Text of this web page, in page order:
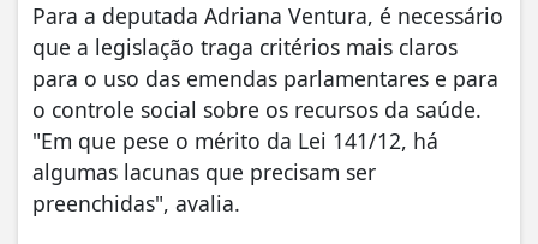
Para a deputada Adriana Ventura, é necessário
que a legislação traga critérios mais claros
para o uso das emendas parlamentares e para
o controle social sobre os recursos da saúde.
"Em que pese o mérito da Lei 141/12, há
algumas lacunas que precisam ser
preenchidas", avalia.